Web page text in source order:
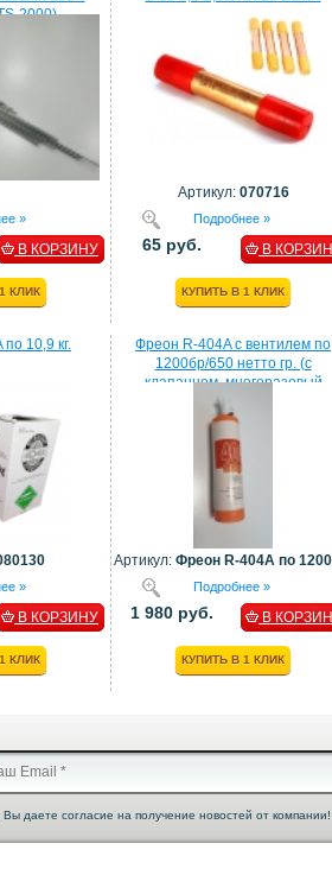
2000)
»
В КОРЗИНУ
КЛИК
Артикул: 070716
Подробнее »
65 руб. В
КУПИТЬ В 1 КЛИК
10,9 кг.
»
В КОРЗИНУ
КЛИК
Фреон R-404A с вентилем по
1200бр/650 нетто гр. (с
клапанном, многоразовый
балон)
Артикул: Фреон R-404A по 1200
Подробнее »
1 980 руб. В
КУПИТЬ В 1 КЛИК
Вы даете согласие на получение новостей от компании!